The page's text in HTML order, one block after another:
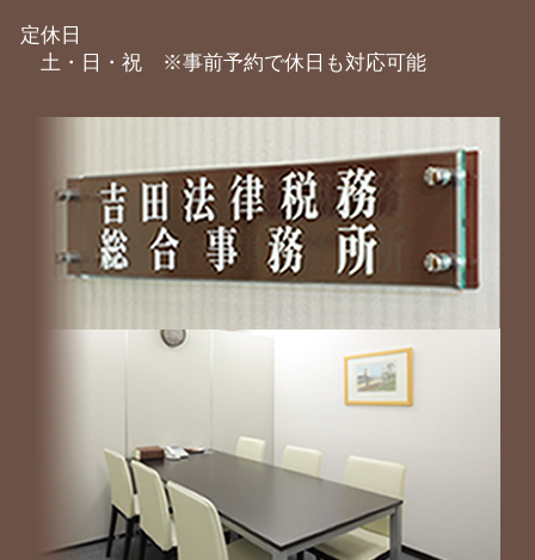
定休日
土・日・祝 ※事前予約で休日も対応可能